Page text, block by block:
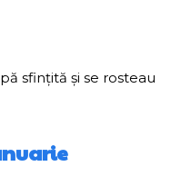
sfințită și se rosteau